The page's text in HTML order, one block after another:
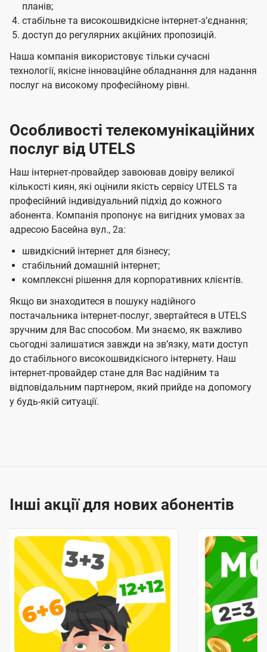
планів;
стабільне та високошвидкісне інтернет-зʼєднання;
доступ до регулярних акційних пропозицій.
Наша компанія використовує тільки сучасні
технології, якісне інноваційне обладнання для надання
послуг на високому професійному рівні.
Особливості телекомунікаційних
послуг від UTELS
Наш інтернет-провайдер завоював довіру великої
кількості киян, які оцінили якість сервісу UTELS та
професійний індивідуальний підхід до кожного
абонента. Компанія пропонує на вигідних умовах за
адресою Басейна вул., 2а:
швидкісний інтернет для бізнесу;
стабільний домашній інтернет;
комплексні рішення для корпоративних клієнтів.
Якщо ви знаходитеся в пошуку надійного
постачальника інтернет-послуг, звертайтеся в UTELS
зручним для Вас способом. Ми знаємо, як важливо
сьогодні залишатися завжди на звʼязку, мати доступ
до стабільного високошвидкісного інтернету. Наш
інтернет-провайдер стане для Вас надійним та
відповідальним партнером, який прийде на допомогу
у будь-якій ситуації.
Інші акції для нових абонентів